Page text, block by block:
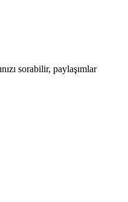
sorabilir, paylaşımlar